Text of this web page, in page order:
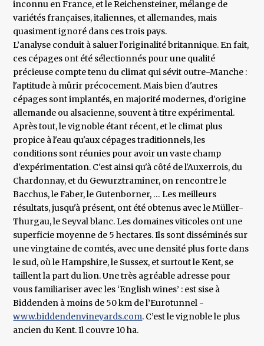
inconnu en France, et le Reichensteiner, mélange de
variétés françaises, italiennes, et allemandes, mais
quasiment ignoré dans ces trois pays.
L’analyse conduit à saluer l'originalité britannique. En fait,
ces cépages ont été sélectionnés pour une qualité
précieuse compte tenu du climat qui sévit outre-Manche :
l'aptitude à mûrir précocement. Mais bien d'autres
cépages sont implantés, en majorité modernes, d'origine
allemande ou alsacienne, souvent à titre expérimental.
Après tout, le vignoble étant récent, et le climat plus
propice à l'eau qu'aux cépages traditionnels, les
conditions sont réunies pour avoir un vaste champ
d'expérimentation. C'est ainsi qu'à côté de l'Auxerrois, du
Chardonnay, et du Gewurztraminer, on rencontre le
Bacchus, le Faber, le Gutenborner, … Les meilleurs
résultats, jusqu'à présent, ont été obtenus avec le Müller-
Thurgau, le Seyval blanc. Les domaines viticoles ont une
superficie moyenne de 5 hectares. Ils sont disséminés sur
une vingtaine de comtés, avec une densité plus forte dans
le sud, où le Hampshire, le Sussex, et surtout le Kent, se
taillent la part du lion. Une très agréable adresse pour
vous familiariser avec les ‘English wines’ : est sise à
Biddenden à moins de 50 km de l’Eurotunnel -
www.biddendenvineyards.com. C’est le vignoble le plus
ancien du Kent. Il couvre 10 ha.